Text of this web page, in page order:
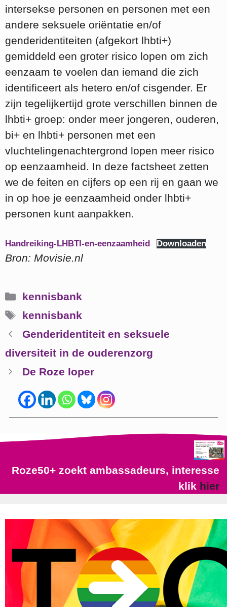
intersekse personen en personen met een
andere seksuele oriëntatie en/of
genderidentiteiten (afgekort lhbti+)
gemiddeld een groter risico lopen om zich
eenzaam te voelen dan iemand die zich
identificeert als hetero en/of cisgender. Er
zijn tegelijkertijd grote verschillen binnen de
lhbti+ groep: onder meer jongeren, ouderen,
bi+ en lhbti+ personen met een
vluchtelingenachtergrond lopen meer risico
op eenzaamheid. In deze factsheet zetten
we de feiten en cijfers op een rij en gaan we
in op hoe je eenzaamheid onder lhbti+
personen kunt aanpakken.
Handreiking-LHBTI-en-eenzaamheid Downloaden
Bron: Movisie.nl
Categorieën
kennisbank
Tags
kennisbank
Genderidentiteit en seksuele
diversiteit in de ouderenzorg
De Roze loper
Roze50+ zoekt ambassadeurs, interesse
klik hier